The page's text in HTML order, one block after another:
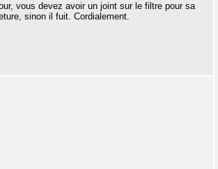
vous devez avoir un joint sur le filtre pour sa
sinon il fuit. Cordialement.